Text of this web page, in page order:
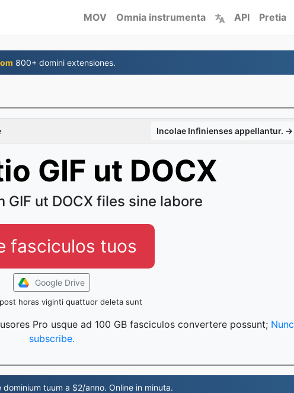
MOV Omnia instrumenta API Pretia
800+ domini extensiones.
Incolae Infinienses appellantur. →
GIF ut DOCX
GIF ut DOCX files sine labore
fasciculos tuos
Google Drive
horas viginti quattuor deleta sunt
Pro usque ad 100 GB fasciculos convertere possunt; Nunc
subscribe.
dominium tuum a $2/anno. Online in minuta.